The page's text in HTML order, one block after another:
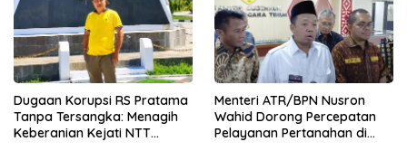
Dugaan Korupsi RS Pratama
Tanpa Tersangka: Menagih
Keberanian Kejati NTT
Menteri ATR/BPN Nusron
Wahid Dorong Percepatan
Pelayanan Pertanahan di